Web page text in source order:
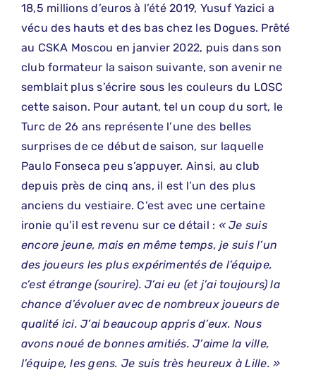
18,5 millions d’euros à l’été 2019, Yusuf Yazici a
vécu des hauts et des bas chez les Dogues. Prêté
au CSKA Moscou en janvier 2022, puis dans son
club formateur la saison suivante, son avenir ne
semblait plus s’écrire sous les couleurs du LOSC
cette saison. Pour autant, tel un coup du sort, le
Turc de 26 ans représente l’une des belles
surprises de ce début de saison, sur laquelle
Paulo Fonseca peu s’appuyer. Ainsi, au club
depuis près de cinq ans, il est l’un des plus
anciens du vestiaire. C’est avec une certaine
ironie qu’il est revenu sur ce détail : « Je suis
encore jeune, mais en même temps, je suis l’un
des joueurs les plus expérimentés de l’équipe,
c’est étrange (sourire). J’ai eu (et j’ai toujours) la
chance d’évoluer avec de nombreux joueurs de
qualité ici. J’ai beaucoup appris d’eux. Nous
avons noué de bonnes amitiés. J’aime la ville,
l’équipe, les gens. Je suis très heureux à Lille. »